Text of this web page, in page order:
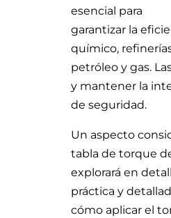
esencial para
garantizar la
químico,
petróleo y gas.
y mantener la
de seguridad.
Un aspecto
tabla de torque
explorará en
práctica y
cómo aplicar el